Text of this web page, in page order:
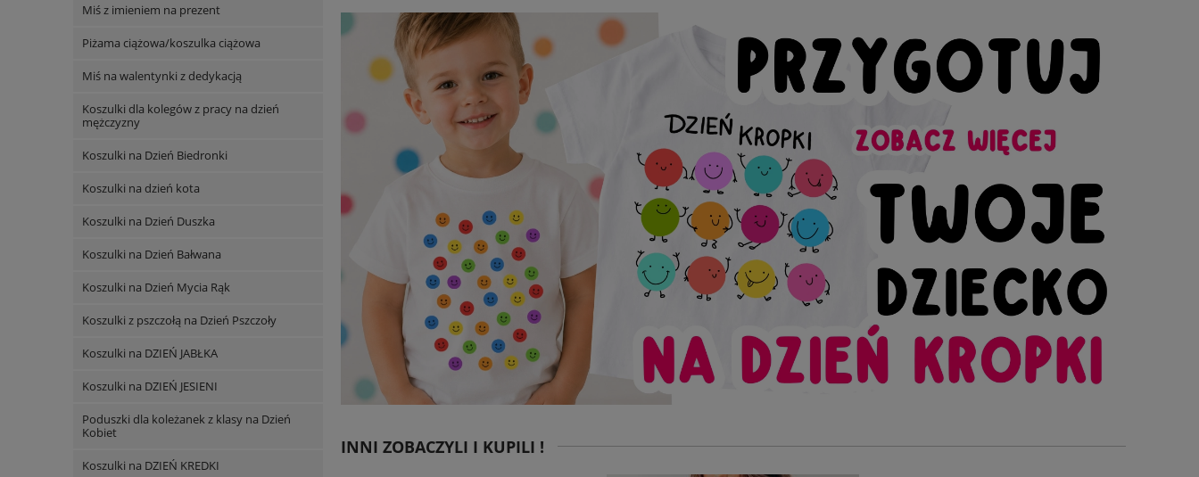
Miś z imieniem na prezent
Piżama ciążowa/koszulka ciążowa
Miś na walentynki z dedykacją
Koszulki dla kolegów z pracy na dzień
mężczyzny
Koszulki na Dzień Biedronki
Koszulki na dzień kota
Koszulki na Dzień Duszka
Koszulki na Dzień Bałwana
Koszulki na Dzień Mycia Rąk
Koszulki z pszczołą na Dzień Pszczoły
Koszulki na DZIEŃ JABŁKA
Koszulki na DZIEŃ JESIENI
Poduszki dla koleżanek z klasy na Dzień
Kobiet
Koszulki na DZIEŃ KREDKI
INNI ZOBACZYLI I KUPILI !